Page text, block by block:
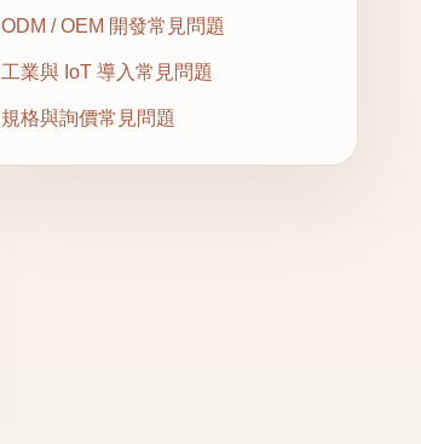
ODM / OEM 開發常見問題
工業與 IoT 導入常見問題
規格與詢價常見問題